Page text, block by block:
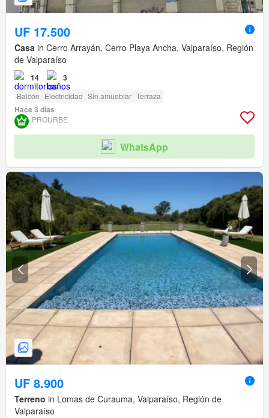
UF 17.500
Casa in Cerro Arrayán, Cerro Playa Ancha, Valparaíso, Región
de Valparaíso
14 3
Balcón Electricidad Sin amueblar Terraza
Hace 3 días
PROURBE
WhatsApp
UF 8.900
Terreno in Lomas de Curauma, Valparaíso, Región de
Valparaíso